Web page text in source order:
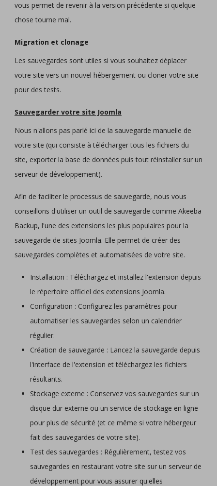
vous permet de revenir à la version précédente si quelque
chose tourne mal.
Migration et clonage
Les sauvegardes sont utiles si vous souhaitez déplacer
votre site vers un nouvel hébergement ou cloner votre site
pour des tests.
Sauvegarder votre site Joomla
Nous n'allons pas parlé ici de la sauvegarde manuelle de
votre site (qui consiste à télécharger tous les fichiers du
site, exporter la base de données puis tout réinstaller sur un
serveur de développement).
Afin de faciliter le processus de sauvegarde, nous vous
conseillons d'utiliser un outil de sauvegarde comme Akeeba
Backup, l'une des extensions les plus populaires pour la
sauvegarde de sites Joomla. Elle permet de créer des
sauvegardes complètes et automatisées de votre site.
Installation : Téléchargez et installez l'extension depuis
le répertoire officiel des extensions Joomla.
Configuration : Configurez les paramètres pour
automatiser les sauvegardes selon un calendrier
régulier.
Création de sauvegarde : Lancez la sauvegarde depuis
l'interface de l'extension et téléchargez les fichiers
résultants.
Stockage externe : Conservez vos sauvegardes sur un
disque dur externe ou un service de stockage en ligne
pour plus de sécurité (et ce même si votre hébergeur
fait des sauvegardes de votre site).
Test des sauvegardes : Régulièrement, testez vos
sauvegardes en restaurant votre site sur un serveur de
développement pour vous assurer qu'elles